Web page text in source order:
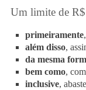
Um limite de R$
primeiramente
além disso,
da mesma
bem como,
inclusive,